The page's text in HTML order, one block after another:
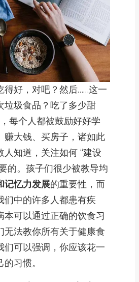
得好，对吧？然后……这一
垃圾食品？吃了多少甜
每个人都被鼓励好好学
赚大钱、买房子，诸如此
人知道，关注如何 “建设
的。孩子们很少被教导均
记忆力发展的重要性，而
们中的许多人都患有疾
本可以通过正确的饮食习
无法教你所有关于健康食
们可以强调，你应该花一
习惯。